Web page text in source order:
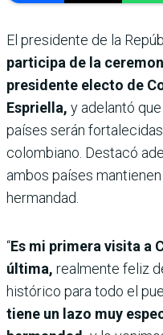
El presidente de la
participa de la
presidente electo de
Espriella, y adelantó
países serán
colombiano. Destacó
ambos países
hermandad.
“Es mi primera visita a
última, realmente feliz
histórico para todo el
tiene un lazo muy